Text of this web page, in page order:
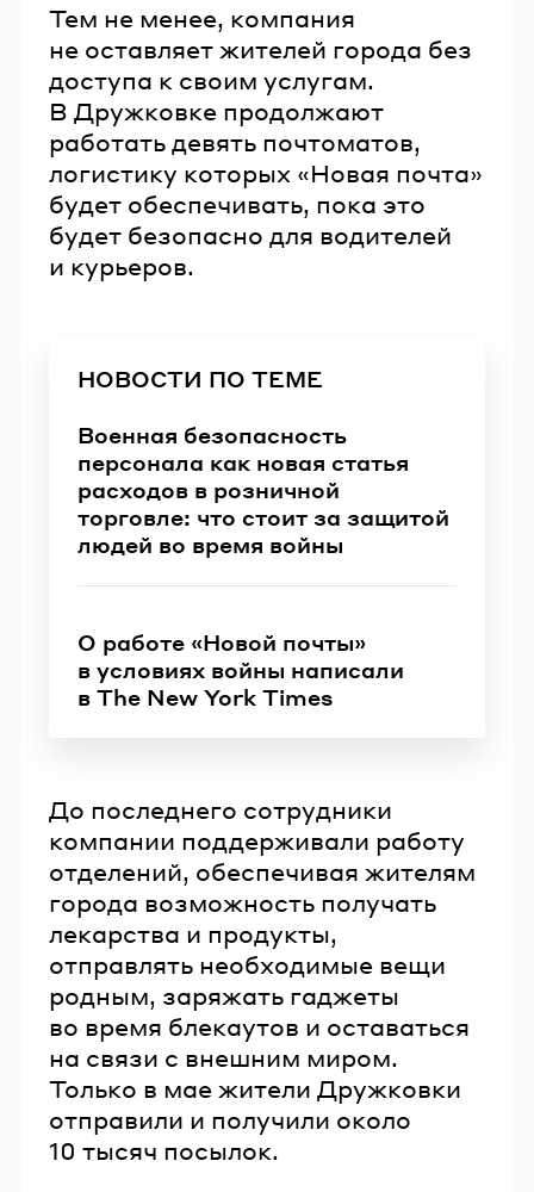
Тем не менее, компания
не оставляет жителей города без
доступа к своим услугам.
В Дружковке продолжают
работать девять почтоматов,
логистику которых «Новая почта»
будет обеспечивать, пока это
будет безопасно для водителей
и курьеров.
НОВОСТИ ПО ТЕМЕ
Военная безопасность
персонала как новая статья
расходов в розничной
торговле: что стоит за защитой
людей во время войны
О работе «Новой почты»
в условиях войны написали
в The New York Times
До последнего сотрудники
компании поддерживали работу
отделений, обеспечивая жителям
города возможность получать
лекарства и продукты,
отправлять необходимые вещи
родным, заряжать гаджеты
во время блекаутов и оставаться
на связи с внешним миром.
Только в мае жители Дружковки
отправили и получили около
10 тысяч посылок.